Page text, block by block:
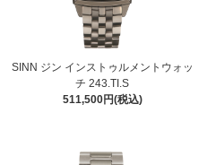
SINN ジン インストゥルメントウォッ
チ 243.TI.S
511,500円(税込)